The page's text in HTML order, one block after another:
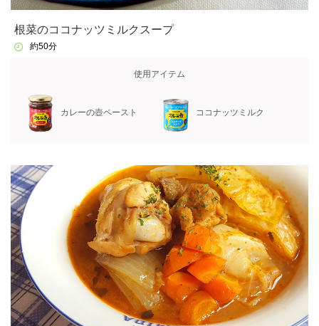
根菜のココナッツミルクスープ
約50分
使用アイテム
カレーの壺ペースト ココナッツミルク